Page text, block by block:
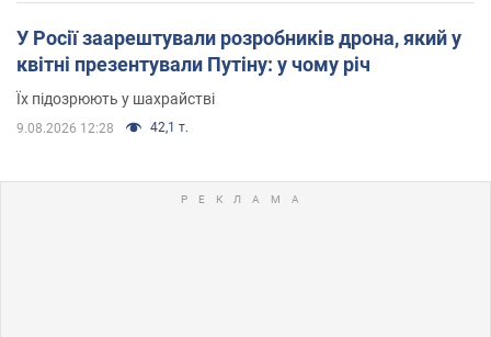
У Росії заарештували розробників дрона, який у
квітні презентували Путіну: у чому річ
Їх підозрюють у шахрайстві
9.08.2026 12:28 42,1 т.